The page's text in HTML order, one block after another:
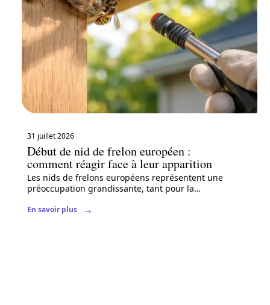
31 juillet 2026
Début de nid de frelon européen :
comment réagir face à leur apparition
Les nids de frelons européens représentent une
préoccupation grandissante, tant pour la…
En savoir plus